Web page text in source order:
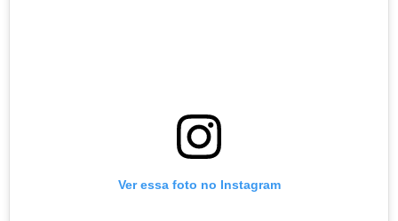
Ver essa foto no Instagram